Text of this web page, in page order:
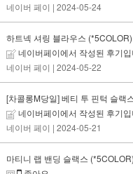
네이버 페이 | 2024-05-24
하트넥 셔링 블라우스 (*5COLOR)
네이버페이에서 작성된 후기
네이버 페이 | 2024-05-22
[차콜롱M당일] 베티 투 핀턱 슬랙
네이버페이에서 작성된 후기
네이버 페이 | 2024-05-21
마티니 랩 밴딩 슬랙스 (*5COLOR)